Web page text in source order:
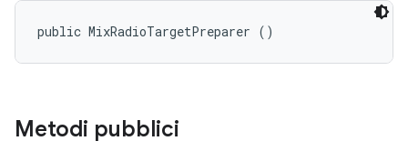
public MixRadioTargetPreparer ()
Metodi pubblici